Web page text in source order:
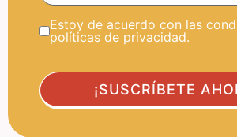
Estoy de acuerdo con las
políticas de privacidad.